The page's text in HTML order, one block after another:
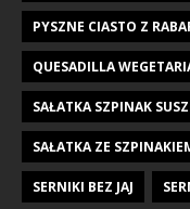
PYSZNE CIASTO Z
QUESADILLA
SAŁATKA SZPINAK
SAŁATKA ZE
SERNIKI BEZ JAJ